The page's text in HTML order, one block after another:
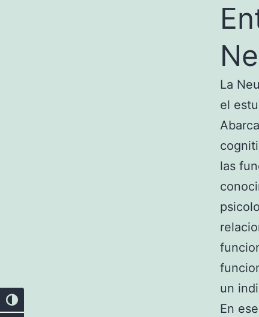
Alternar alto contraste
La
el
las
un
En